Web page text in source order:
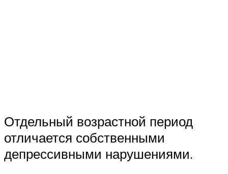
Отдельный возрастной период
отличается собственными
депрессивными нарушениями.